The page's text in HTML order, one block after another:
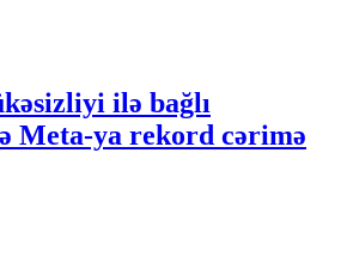
ilə bağlı
Meta-ya rekord cərimə